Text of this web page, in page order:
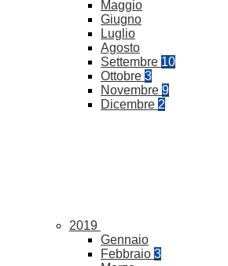
Maggio
Giugno
Luglio
Agosto
Settembre 10
Ottobre 3
Novembre 9
Dicembre 2
2019
Gennaio
Febbraio 3